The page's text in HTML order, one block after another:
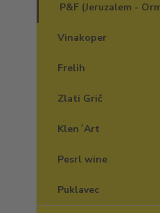
P&F (Jeruzalem -
Vinakoper
Frelih
Zlati Grič
Klen´Art
Pesrl wine
Puklavec